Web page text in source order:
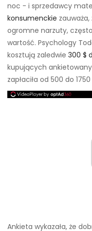
noc - i sprzedawcy
konsumenckie
ogromne narzuty,
wartość. Psychology
kosztują zaledwie 300 $
kupujących
zapłaciła od 500 do
Ankieta wykazała, że